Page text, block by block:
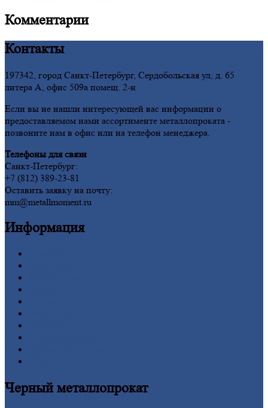
Комментарии
Контакты
197342, город Санкт-Петербург, Сердобольская ул, д. 65
литера А, офис 509а помещ. 2-н
Если вы не нашли интересующей вас информации о
предоставляемом нами ассортименте металлопроката -
позвоните нам в офис или на телефон менеджера.
Телефоны для связи
Санкт-Петербург:
+7 (812) 389-23-81
Оставить заявку на почту:
mm@metallmoment.ru
Информация
Черныйметаллопрокат